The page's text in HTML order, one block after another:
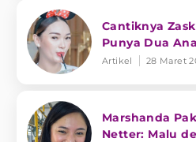
Cantiknya
Punya Dua
Artikel 28 Maret
Marshanda
Netter: Malu